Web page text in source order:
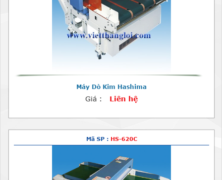
Máy Dò Kim Hashima
Giá : Liên hệ
Mã SP : HS-620C